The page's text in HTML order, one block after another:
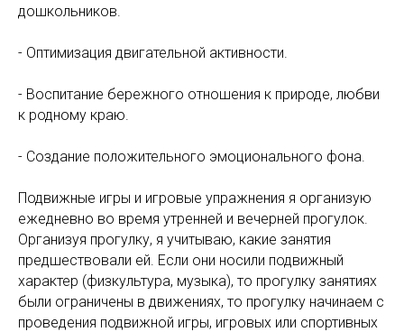
дошкольников.
- Оптимизация двигательной активности.
- Воспитание бережного отношения к природе, любви
к родному краю.
- Создание положительного эмоционального фона.
Подвижные игры и игровые упражнения я организую
ежедневно во время утренней и вечерней прогулок.
Организуя прогулку, я учитываю, какие занятия
предшествовали ей. Если они носили подвижный
характер (физкультура, музыка), то прогулку занятиях
были ограничены в движениях, то прогулку начинаем с
проведения подвижной игры, игровых или спортивных